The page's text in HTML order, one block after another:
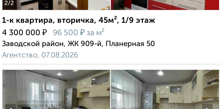
2/2
1-к квартира, вторичка, 45м², 1/9 этаж
4 300 000 ₽ 96 500 ₽ за м²
Заводской район, ЖК 909-й, Планерная 50
Агентство, 07.08.2026